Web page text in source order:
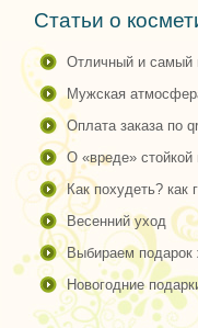
Статьи о
отличный и
мужская
оплата заказа по
о «вреде»
как похудеть? как
весенний уход
выбираем
новогодние